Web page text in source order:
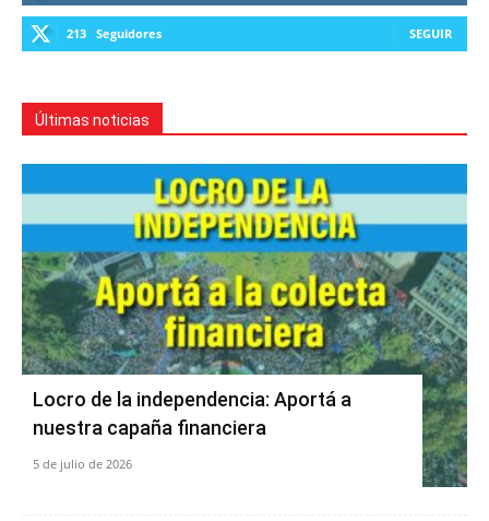
213 Seguidores SEGUIR
Últimas noticias
Locro de la independencia: Aportá a
nuestra capaña financiera
5 de julio de 2026